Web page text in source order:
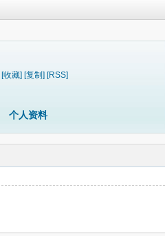
[收藏] [复制] [RSS]
个人资料